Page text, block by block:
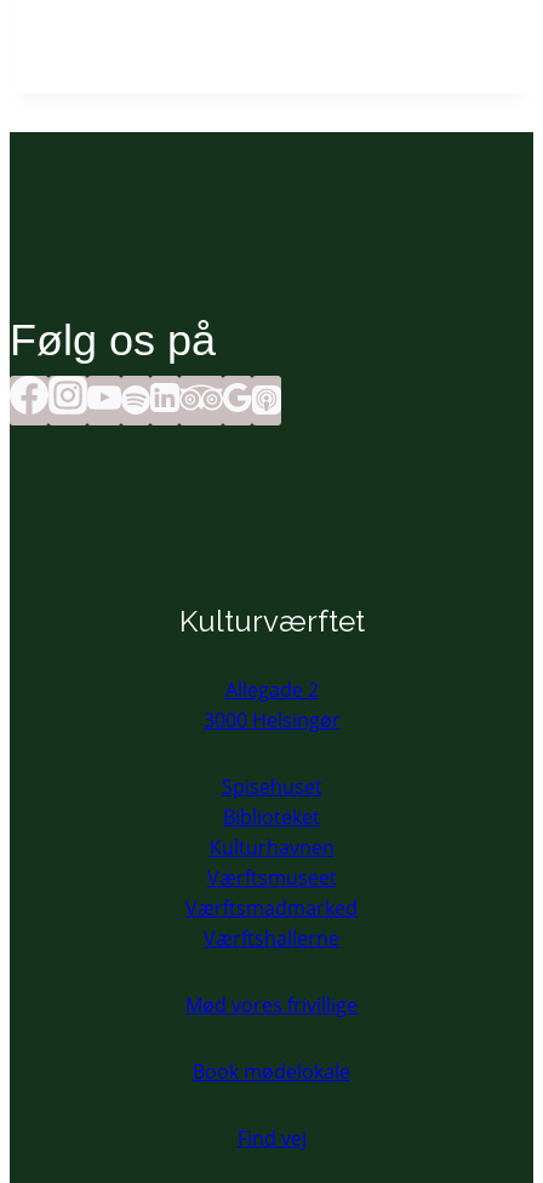
Følg os på
Kulturværftet
Allegade 2
3000 Helsingør
Spisehuset
Biblioteket
Kulturhavnen
Værftsmuseet
Værftsmadmarked
Værftshallerne
Mød vores frivillige
Book mødelokale
Find vej